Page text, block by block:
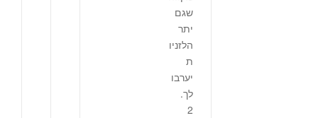
שגם
יתר
הלזניו
ת
יערבו
לך.
2